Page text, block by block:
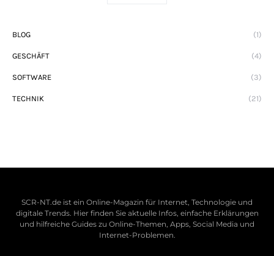
BLOG (1)
GESCHÄFT (4)
SOFTWARE (3)
TECHNIK (21)
SCR-NT.de ist ein Online-Magazin für Internet, Technologie und
digitale Trends. Hier finden Sie aktuelle Infos, einfache Erklärungen
und hilfreiche Guides zu Online-Themen, Apps, Social Media und
Internet-Problemen.